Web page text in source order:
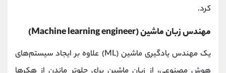
کرد.
مهندس زبان ماشین (Machine learning engineer)
یک مهندس یادگیری ماشین (ML) علاوه بر ایجاد سیستم‌های